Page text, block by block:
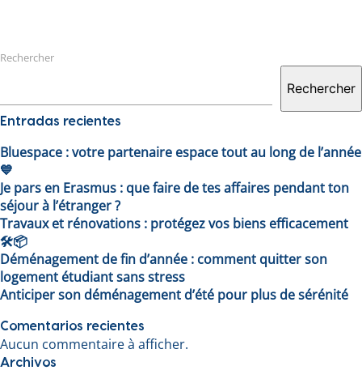
Rechercher
Rechercher
Entradas recientes
Bluespace : votre partenaire espace tout au long de l’année
💙
Je pars en Erasmus : que faire de tes affaires pendant ton
séjour à l’étranger ?
Travaux et rénovations : protégez vos biens efficacement
🛠️📦
Déménagement de fin d’année : comment quitter son
logement étudiant sans stress
Anticiper son déménagement d’été pour plus de sérénité
Comentarios recientes
Aucun commentaire à afficher.
Archivos